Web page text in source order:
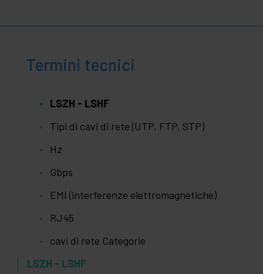
Termini tecnici
LSZH - LSHF
Tipi di cavi di rete (UTP, FTP, STP)
Hz
Gbps
EMI (interferenze elettromagnetiche)
RJ45
cavi di rete Categorie
LSZH - LSHF